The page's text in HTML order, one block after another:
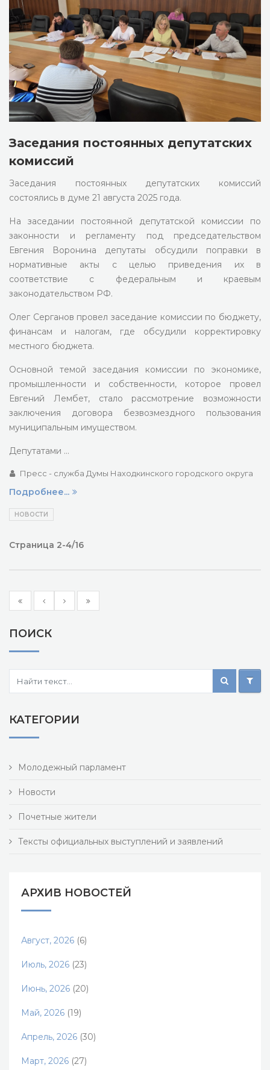
Заседания постоянных депутатских
комиссий
Заседания постоянных депутатских комиссий
состоялись в думе 21 августа 2025 года.
На заседании постоянной депутатской комиссии по
законности и регламенту под председательством
Евгения Воронина депутаты обсудили поправки в
нормативные акты с целью приведения их в
соответствие с федеральным и краевым
законодательством РФ.
Олег Серганов провел заседание комиссии по бюджету,
финансам и налогам, где обсудили корректировку
местного бюджета.
Основной темой заседания комиссии по экономике,
промышленности и собственности, которое провел
Евгений Лембет, стало рассмотрение возможности
заключения договора безвозмездного пользования
муниципальным имуществом.
Депутатами …
Пресс - служба Думы Находкинского городского округа
Подробнее...
НОВОСТИ
Страница 2-4/16
ПОИСК
КАТЕГОРИИ
Молодежный парламент
Новости
Почетные жители
Тексты официальных выступлений и заявлений
АРХИВ НОВОСТЕЙ
Август, 2026 (6)
Июль, 2026 (23)
Июнь, 2026 (20)
Май, 2026 (19)
Апрель, 2026 (30)
Март, 2026 (27)